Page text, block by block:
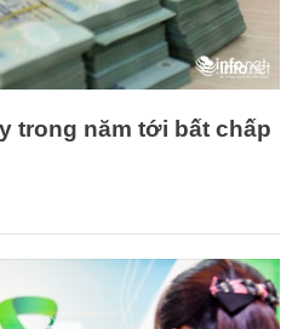
trong năm tới bất chấp